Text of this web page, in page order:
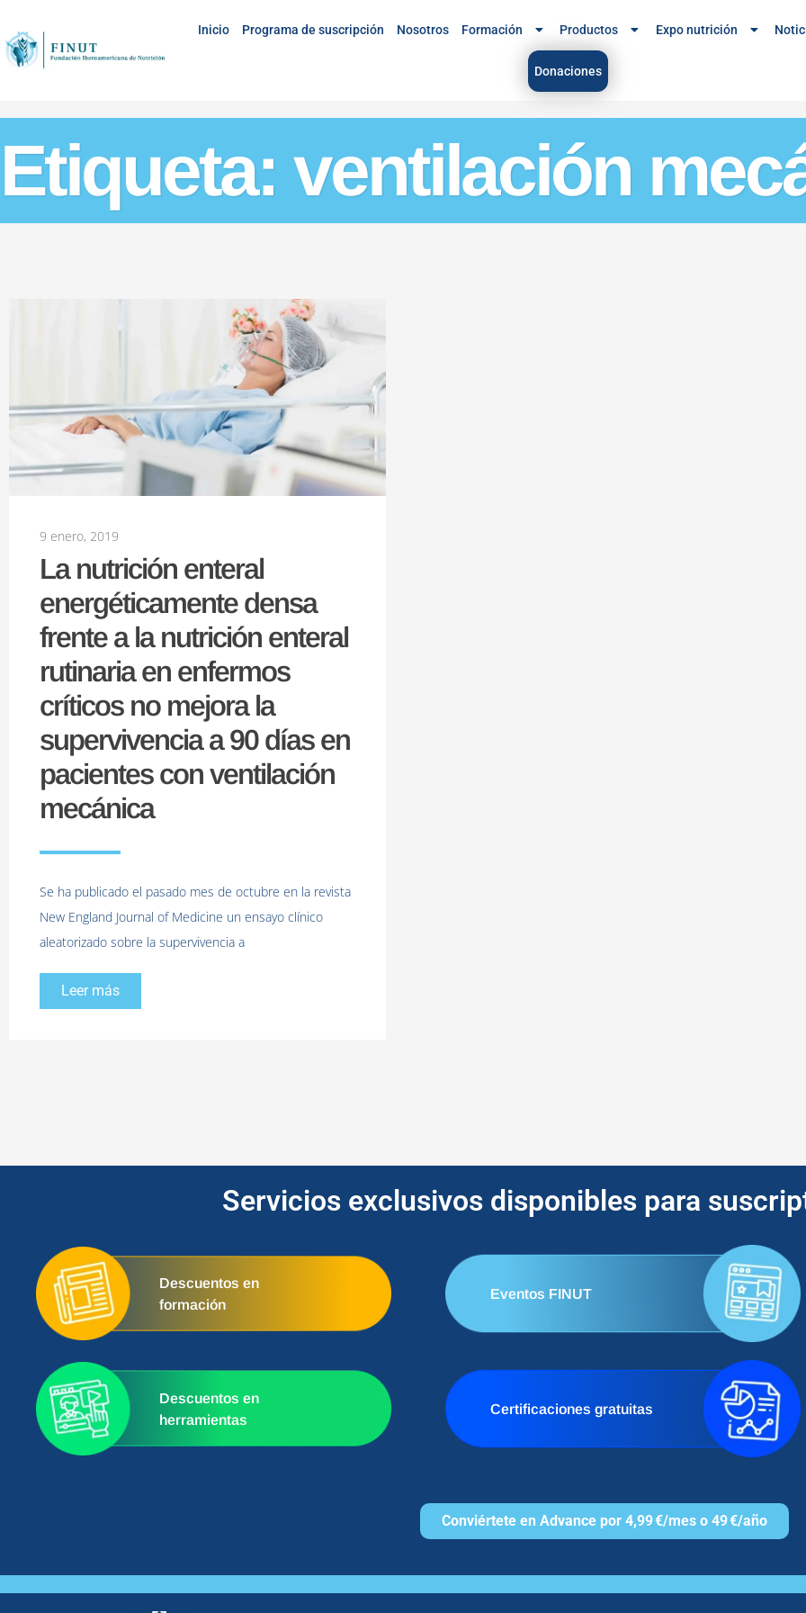
Inicio Programa de suscripción Nosotros Formación Productos Expo nutrición
Donaciones
Etiqueta: ventilación
9 enero, 2019
La nutrición enteral
energéticamente densa
frente a la nutrición enteral
rutinaria en enfermos
críticos no mejora la
supervivencia a 90 días en
pacientes con ventilación
mecánica
Se ha publicado el pasado mes de octubre en la revista
New England Journal of Medicine un ensayo clínico
aleatorizado sobre la supervivencia a
Leer más
Servicios exclusivos disponibles para
Descuentos en
formación
Eventos FINUT
Descuentos en
herramientas
Certificaciones gratuitas
Conviértete en Advance por 4,99 €/mes o 49 €/año